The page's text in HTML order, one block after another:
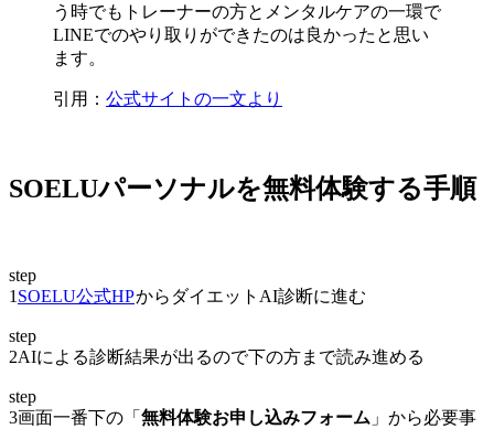
う時でも トレーナーの方とメンタルケアの一環で
LINEでのやり取りができたのは良かった と思い
ます。
引用： 公式サイトの一文より
SOELUパーソナルを無料体験する手順
step
1 SOELU公式HPからダイエットAI診断に進む
step
2AIによる診断結果が出るので下の方まで読み進める
step
3画面一番下の「 無料体験お申し込みフォーム 」から必要事